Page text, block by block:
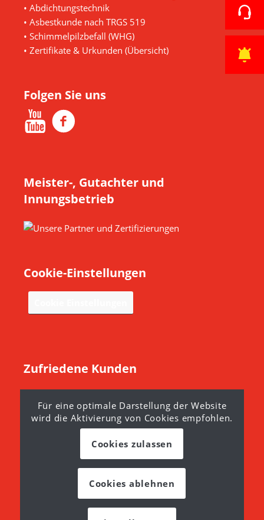
• Abdichtungstechnik
• Asbestkunde nach TRGS 519
• Schimmelpilzbefall (WHG)
• Zertifikate & Urkunden (Übersicht)
Folgen Sie uns
Meister-, Gutachter und
Innungsbetrieb
Cookie-Einstellungen
Zufriedene Kunden
Überzeugen auch Sie sich. Erfahren Sie mehr…
Für eine optimale Darstellung der Website
wird die Aktivierung von Cookies empfohlen.
Cookies zulassen
Cookies ablehnen